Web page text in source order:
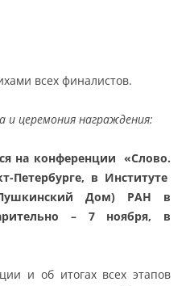
всех финалистов.
и церемония награждения:
на конференции «Слово.
Петербурге, в Институте
Дом) РАН в
– 7 ноября, в
и об итогах всех этапов